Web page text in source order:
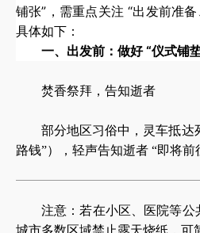
铺张”，需重点关注 “出发前准
具体如下：
一、出发前：做好 “仪式铺
焚香祭拜，告知逝者
部分地区习俗中，灵车抵达
路钱”），轻声告知逝者 “即将前
注意：若在小区、医院等公
城市多数区域禁止露天烧纸，可